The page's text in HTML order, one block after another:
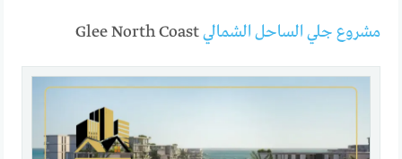
مشروع جلي الساحل الشماليGlee North Coast